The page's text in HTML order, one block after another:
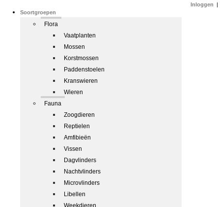
Soortgroepen
Flora
Vaatplanten
Mossen
Korstmossen
Paddenstoelen
Kranswieren
Wieren
Fauna
Zoogdieren
Reptielen
Amfibieën
Vissen
Dagvlinders
Nachtvlinders
Microvlinders
Libellen
Weekdieren
Inloggen |